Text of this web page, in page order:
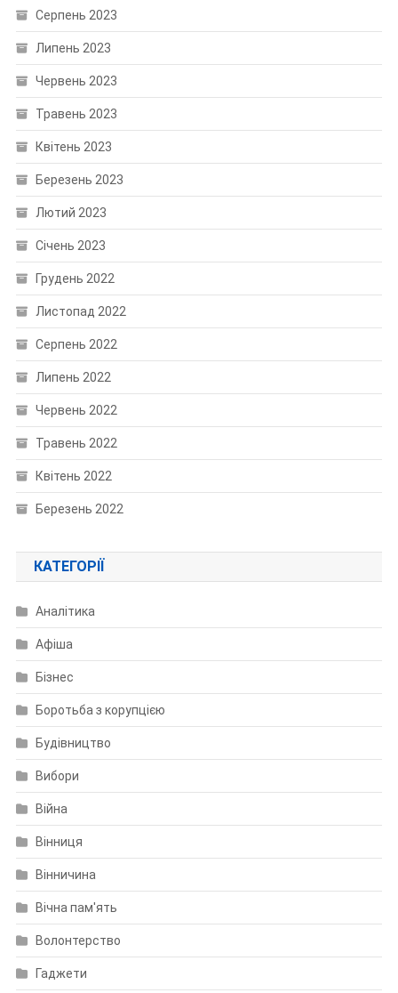
Серпень 2023
Липень 2023
Червень 2023
Травень 2023
Квітень 2023
Березень 2023
Лютий 2023
Січень 2023
Грудень 2022
Листопад 2022
Серпень 2022
Липень 2022
Червень 2022
Травень 2022
Квітень 2022
Березень 2022
КАТЕГОРІЇ
Аналітика
Афіша
Бізнес
Боротьба з корупцією
Будівництво
Вибори
Війна
Вінниця
Вінничина
Вічна пам'ять
Волонтерство
Гаджети